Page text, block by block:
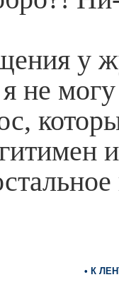
у
не могу
• К